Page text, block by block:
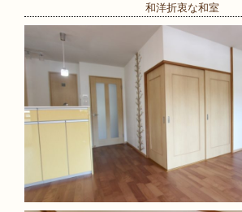
和洋折衷な和室